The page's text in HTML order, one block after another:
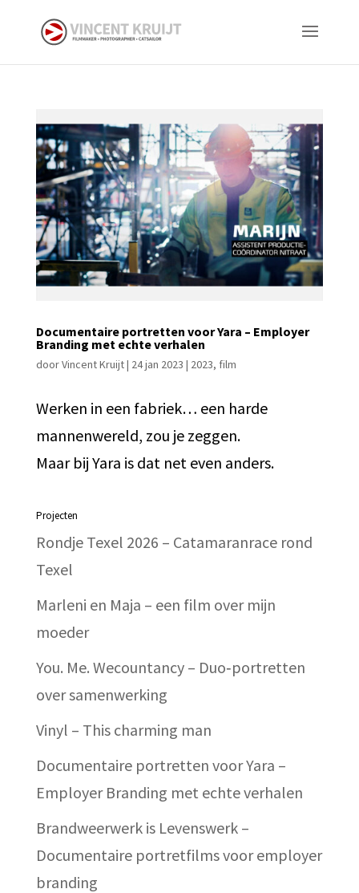
Documentaire portretten voor Yara – Employer
Branding met echte verhalen
doorVincent Kruijt| 24 jan 2023 | 2023, film
Werken in een fabriek… een harde
mannenwereld, zou je zeggen.
Maar bij Yara is dat net even anders.
Projecten
Rondje Texel 2026 – Catamaranrace rond
Texel
Marleni en Maja – een film over mijn
moeder
You. Me. Wecountancy – Duo‑portretten
over samenwerking
Vinyl – This charming man
Documentaire portretten voor Yara –
Employer Branding met echte verhalen
Brandweerwerk is Levenswerk –
Documentaire portretfilms voor employer
branding